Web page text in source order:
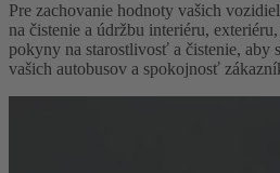
Pre zachovanie hodnoty vašich
na čistenie a údržbu interiéru,
pokyny na starostlivosť a čistenie, aby
vašich autobusov a spokojnosť